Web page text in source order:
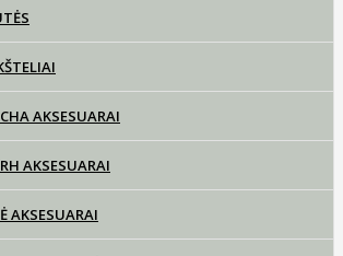
AKSESUARAI
AKSESUARAI
AKSESUARAI